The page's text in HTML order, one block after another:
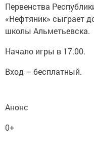
Первенства
«Нефтяник» сыграет
школы Альметьевска.
Начало игры в 17.00.
Вход – бесплатный.
Анонс
0+